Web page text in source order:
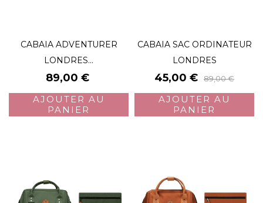
CABAIA ADVENTURER
LONDRES...
Prix
89,00 €
AJOUTER AU
PANIER
CABAIA SAC ORDINATEUR
LONDRES
Prix
45,00 € Prix
de
base
89,00 €
AJOUTER AU
PANIER